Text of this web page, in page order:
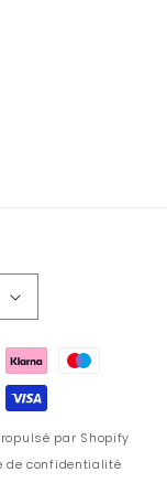
par Shopify
de confidentialité